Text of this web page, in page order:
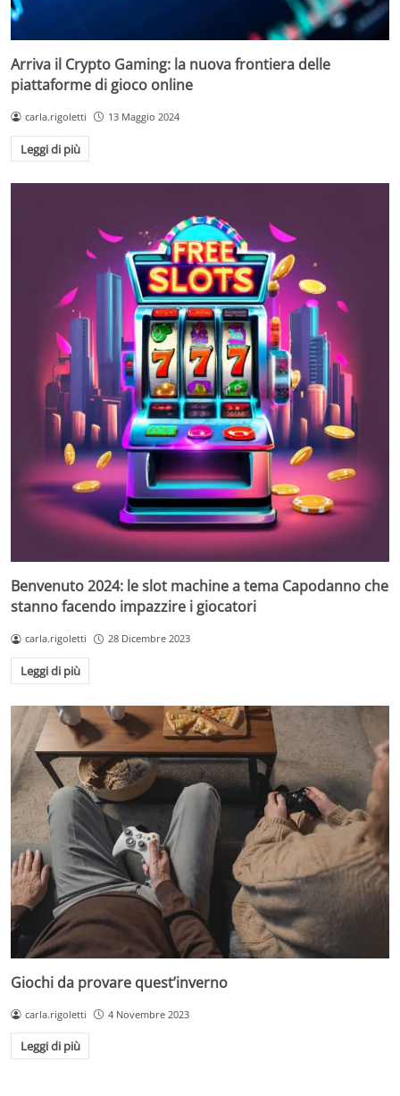
Arriva il Crypto Gaming: la nuova frontiera delle
piattaforme di gioco online
carla.rigoletti 13 Maggio 2024
Leggi di più
Benvenuto 2024: le slot machine a tema Capodanno che
stanno facendo impazzire i giocatori
carla.rigoletti 28 Dicembre 2023
Leggi di più
Giochi da provare quest’inverno
carla.rigoletti 4 Novembre 2023
Leggi di più